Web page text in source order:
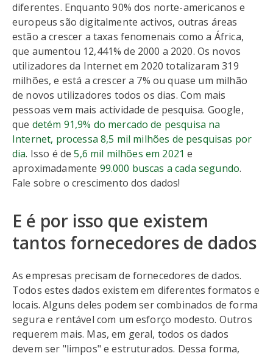
diferentes. Enquanto 90% dos norte-americanos e
europeus são digitalmente activos, outras áreas
estão a crescer a taxas fenomenais como a África,
que aumentou 12,441% de 2000 a 2020. Os novos
utilizadores da Internet em 2020 totalizaram 319
milhões, e está a crescer a 7% ou quase um milhão
de novos utilizadores todos os dias. Com mais
pessoas vem mais actividade de pesquisa. Google,
que detém 91,9% do mercado de pesquisa na
Internet, processa 8,5 mil milhões de pesquisas por
dia. Isso é de5,6 mil milhões em 2021 e
aproximadamente 99.000 buscas a cada segundo.
Fale sobre o crescimento dos dados!
E é por isso que existem
tantos fornecedores de dados
As empresas precisam de fornecedores de dados.
Todos estes dados existem em diferentes formatos e
locais. Alguns deles podem ser combinados de forma
segura e rentável com um esforço modesto. Outros
requerem mais. Mas, em geral, todos os dados
devem ser "limpos" e estruturados. Dessa forma,